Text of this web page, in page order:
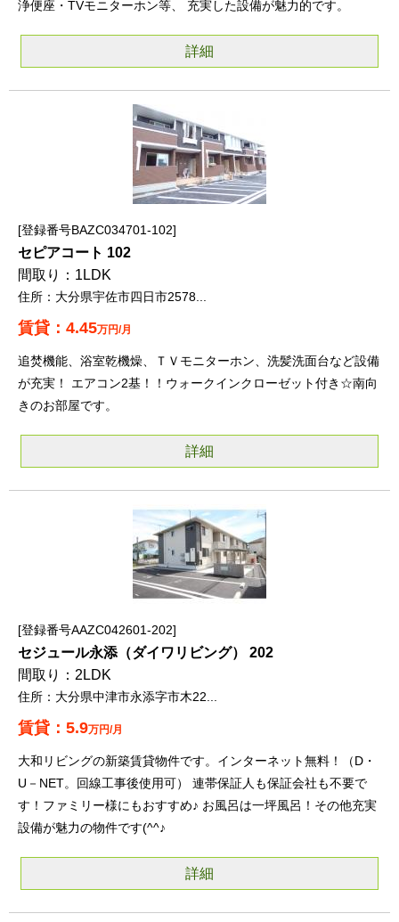
浄便座・TVモニターホン等、 充実した設備が魅力的です。
詳細
登録番号BAZC034701-102
セピアコート 102
1LDK
大分県宇佐市四日市2578...
4.45万円/月
追焚機能、浴室乾機燥、ＴＶモニターホン、洗髪洗面台など設備
が充実！ エアコン2基！！ウォークインクローゼット付き☆南向
きのお部屋です。
詳細
登録番号AAZC042601-202
セジュール永添（ダイワリビング） 202
2LDK
大分県中津市永添字市木22...
5.9万円/月
大和リビングの新築賃貸物件です。インターネット無料！（D・
U－NET。回線工事後使用可） 連帯保証人も保証会社も不要で
す！ファミリー様にもおすすめ♪ お風呂は一坪風呂！その他充実
設備が魅力の物件です(^^♪
詳細